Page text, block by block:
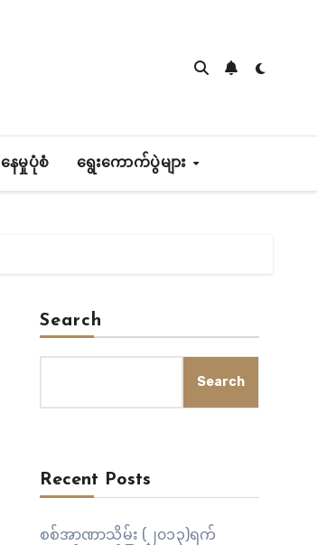
နေမှုပုံစံ ရွေးကောက်ပွဲများ
Search
Search
Recent Posts
စစ်အာဏာသိမ်း (၂၀၁၃)ရက်